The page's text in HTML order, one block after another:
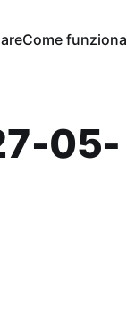
Come funziona
05-